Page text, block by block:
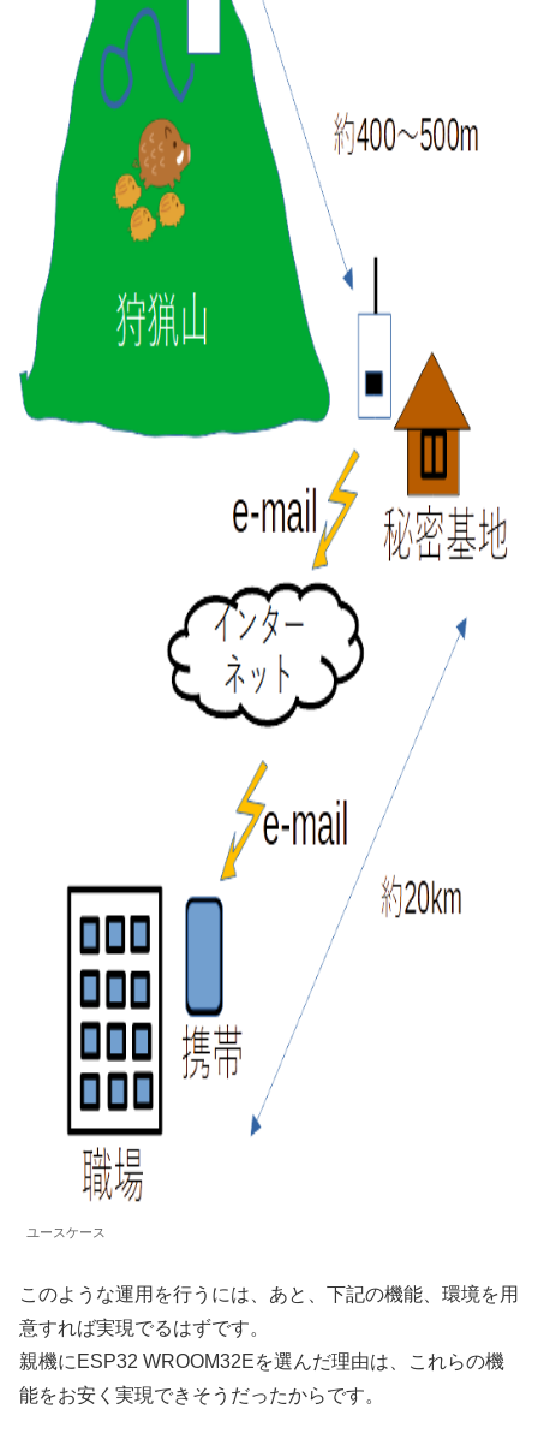
ユースケース
このような運用を行うには、あと、下記の機能、環境を用
意すれば実現でるはずです。
親機にESP32 WROOM32Eを選んだ理由は、これらの機
能をお安く実現できそうだったからです。